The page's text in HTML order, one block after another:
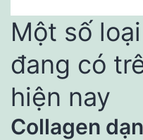
Một số
đang có
hiện nay
Collagen